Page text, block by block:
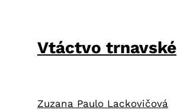
Vtáctvo trnavské
Zuzana Paulo Lackovičová